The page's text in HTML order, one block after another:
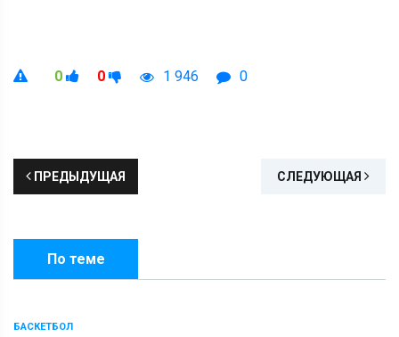
0 0 1 946 0
ПРЕДЫДУЩАЯ СЛЕДУЮЩАЯ
По теме
БАСКЕТБОЛ